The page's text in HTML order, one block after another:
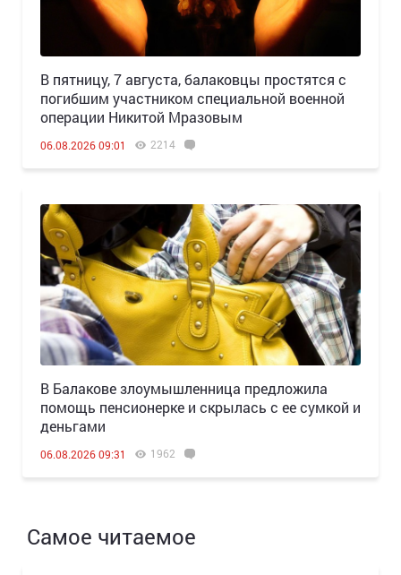
В пятницу, 7 августа, балаковцы простятся с
погибшим участником специальной военной
операции Никитой Мразовым
06.08.2026 09:01 2214
В Балакове злоумышленница предложила
помощь пенсионерке и скрылась с ее сумкой и
деньгами
06.08.2026 09:31 1962
Самое читаемое